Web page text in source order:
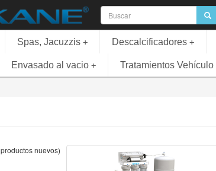
+
Spas, Jacuzzis +
Descalcificadores
+
Envasado al vacio Tratamientos Vehículo
productos nuevos)